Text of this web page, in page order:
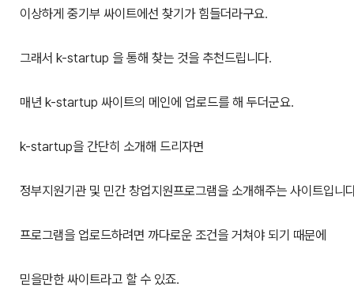
이상하게 중기부 싸이트에선 찾기가 힘들더라구요.
그래서 k-startup 을 통해 찾는 것을 추천드립니다.
매년 k-startup 싸이트의 메인에 업로드를 해 두더군요.
k-startup을 간단히 소개해 드리자면
정부지원기관 및 민간 창업지원프로그램을 소개해주는 사이트입니
프로그램을 업로드하려면 까다로운 조건을 거쳐야 되기 때문에
믿을만한 싸이트라고 할 수 있죠.